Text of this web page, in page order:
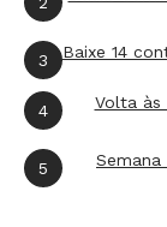
Produção
Nessa
3 Baixe 14
4
Volta às
5